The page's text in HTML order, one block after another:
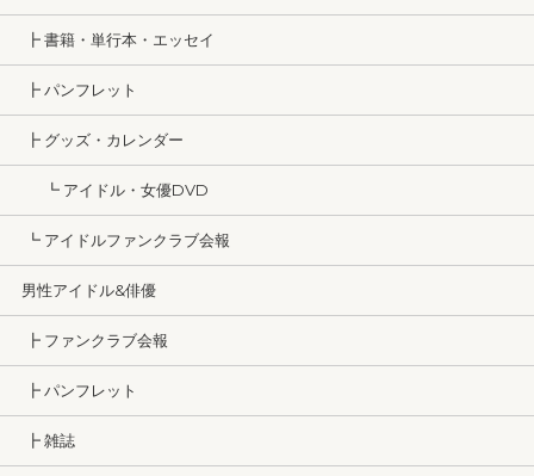
┣ 書籍・単行本・エッセイ
┣ パンフレット
┣ グッズ・カレンダー
┗ アイドル・女優DVD
┗ アイドルファンクラブ会報
男性アイドル&俳優
┣ ファンクラブ会報
┣ パンフレット
┣ 雑誌